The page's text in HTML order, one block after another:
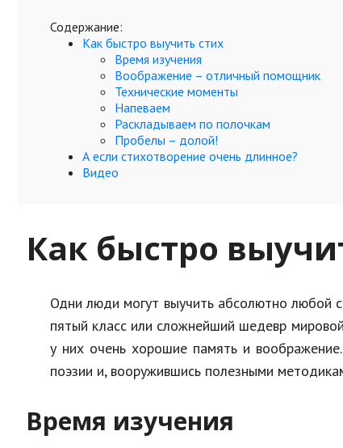
Содержание:
Как быстро выучить стих
Время изучения
Воображение – отличный помощник
Технические моменты
Напеваем
Раскладываем по полочкам
Пробелы – долой!
А если стихотворение очень длинное?
Видео
Как быстро
Одни люди могут выучить абсолютно любой
пятый класс или сложнейший шедевр
у них очень хорошие память и
поэзии и, вооружившись полезными
Время изучения